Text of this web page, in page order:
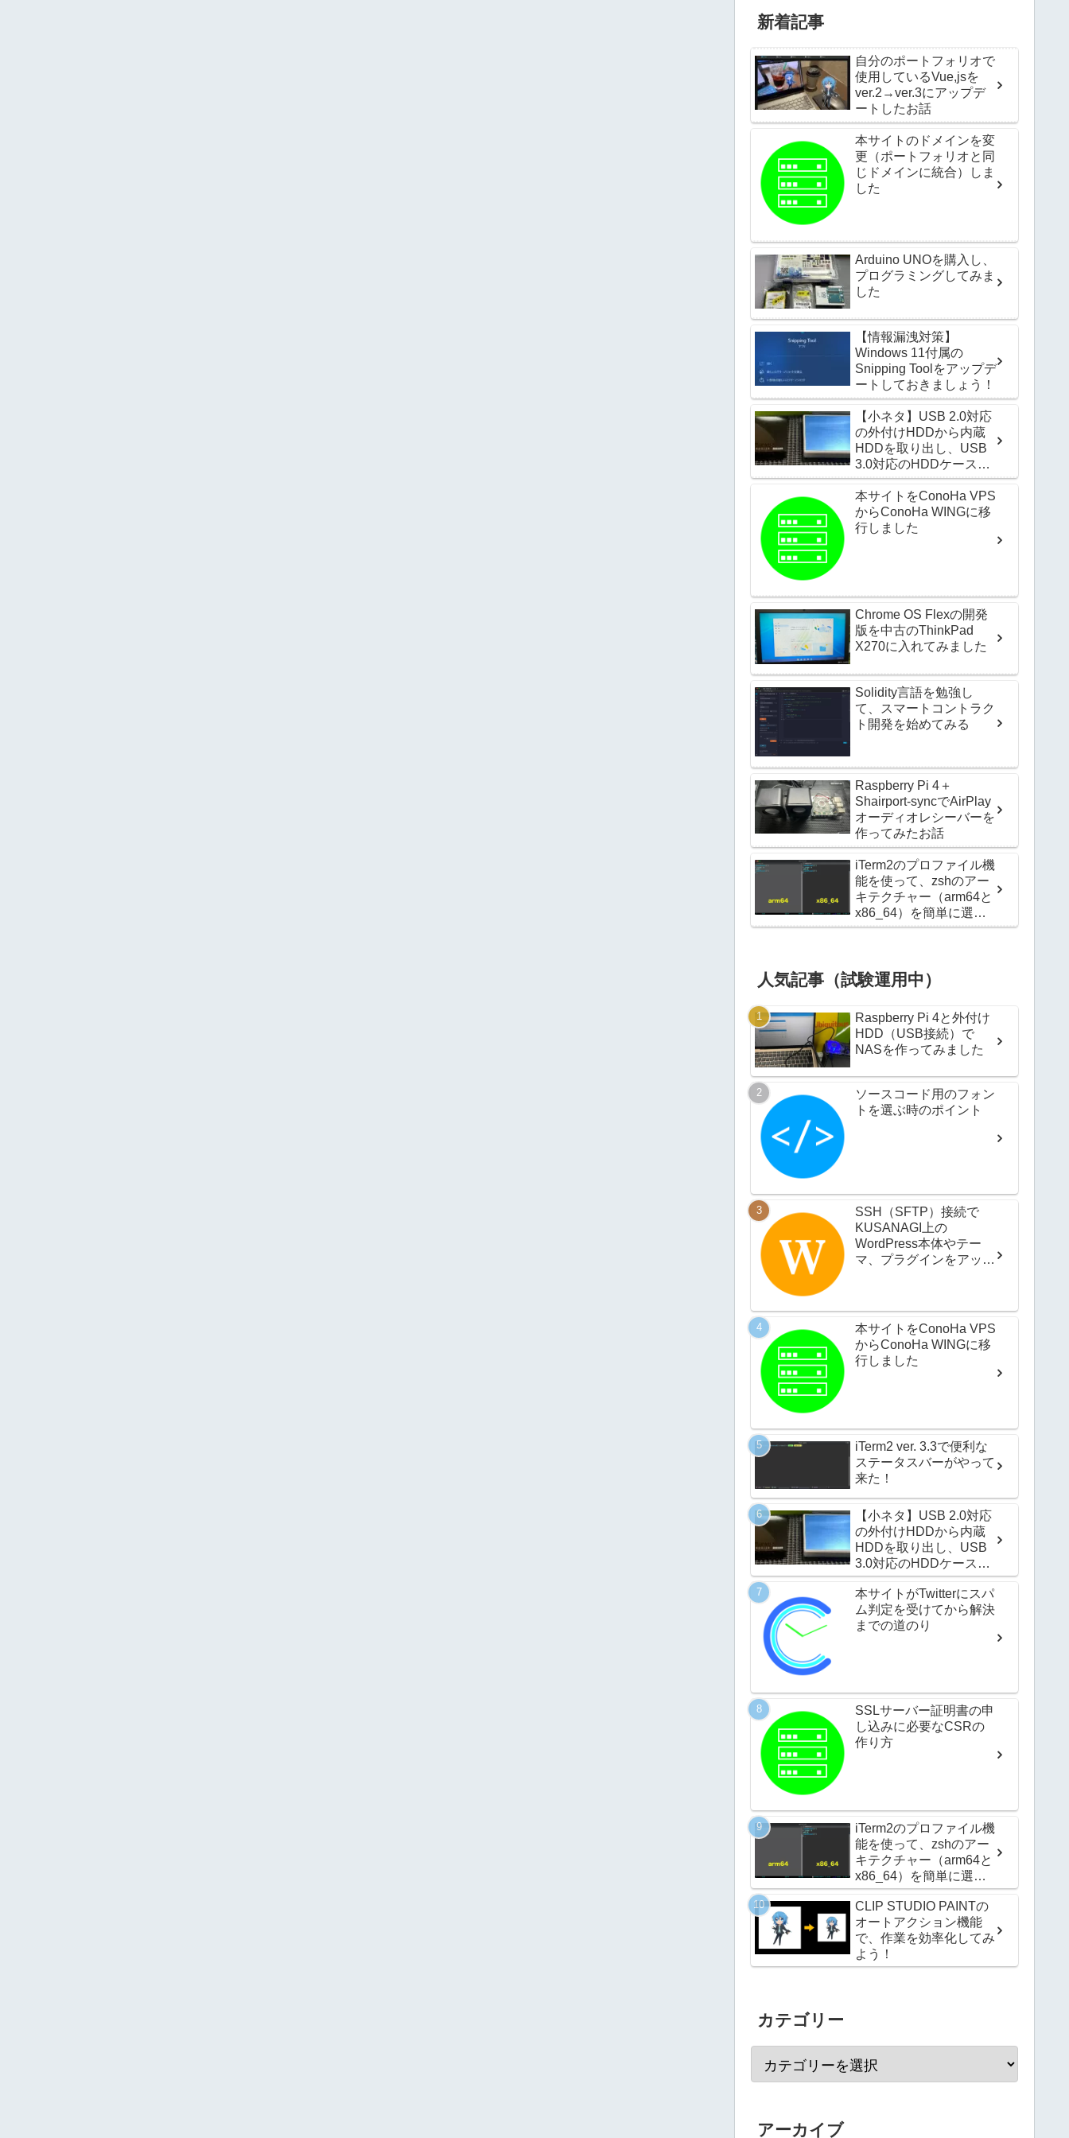
新着記事
自分のポートフォリオで
使用しているVue,jsを
ver.2→ver.3にアップデ
ートしたお話
本サイトのドメインを変
更（ポートフォリオと同
じドメインに統合）しま
した
Arduino UNOを購入し、
プログラミングしてみま
した
【情報漏洩対策】
Windows 11付属の
Snipping Toolをアップデ
ートしておきましょう！
【小ネタ】USB 2.0対応
の外付けHDDから内蔵
HDDを取り出し、USB
3.0対応のHDDケースに
取り付けてみたお話
本サイトをConoHa VPS
からConoHa WINGに移
行しました
Chrome OS Flexの開発
版を中古のThinkPad
X270に入れてみました
Solidity言語を勉強し
て、スマートコントラク
ト開発を始めてみる
Raspberry Pi 4＋
Shairport-syncでAirPlay
オーディオレシーバーを
作ってみたお話
iTerm2のプロファイル機
能を使って、zshのアー
キテクチャー（arm64と
x86_64）を簡単に選択
できるようにする方法
人気記事（試験運用中）
Raspberry Pi 4と外付け
HDD（USB接続）で
NASを作ってみました
ソースコード用のフォン
トを選ぶ時のポイント
SSH（SFTP）接続で
KUSANAGI上の
WordPress本体やテー
マ、プラグインをアップ
本サイトをConoHa VPS
からConoHa WINGに移
行しました
iTerm2 ver. 3.3で便利な
ステータスバーがやって
来た！
【小ネタ】USB 2.0対応
の外付けHDDから内蔵
HDDを取り出し、USB
3.0対応のHDDケースに
取り付けてみたお話
本サイトがTwitterにスパ
ム判定を受けてから解決
までの道のり
SSLサーバー証明書の申
し込みに必要なCSRの
作り方
iTerm2のプロファイル機
能を使って、zshのアー
キテクチャー（arm64と
x86_64）を簡単に選択
できるようにする方法
CLIP STUDIO PAINTの
オートアクション機能
で、作業を効率化してみ
よう！
カテゴリー
アーカイブ